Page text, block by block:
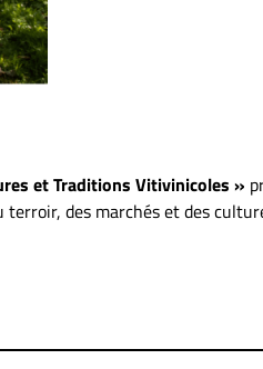
et Traditions Vitivinicoles »
des marchés et des